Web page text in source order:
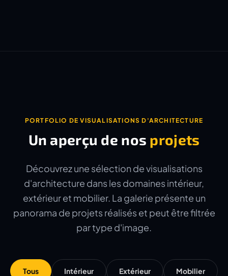
PORTFOLIO DE VISUALISATIONS D'ARCHITECTURE
Un aperçu de nos projets
Découvrez une sélection de visualisations
d'architecture dans les domaines intérieur,
extérieur et mobilier. La galerie présente un
panorama de projets réalisés et peut être filtrée
par type d'image.
Tous Intérieur Extérieur Mobilier